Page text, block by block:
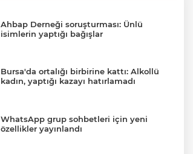
Ahbap Derneği soruşturması: Ünlü
isimlerin yaptığı bağışlar
Bursa'da ortalığı birbirine kattı: Alkollü
kadın, yaptığı kazayı hatırlamadı
WhatsApp grup sohbetleri için yeni
özellikler yayınlandı